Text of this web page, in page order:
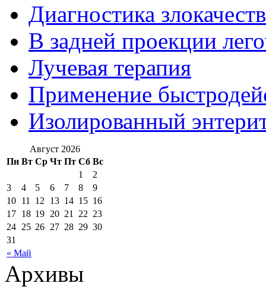
Диагностика
В задней проекции
Лучевая терапия
Применение
Изолированный
Август 2026
Пн Вт Ср Чт Пт Сб Вс
« Май
1
2
3
4 5 6 7 8
9
10 11 12 13 14 15 16
17 18 19 20 21 22 23
24 25 26 27 28 29 30
31
Архивы